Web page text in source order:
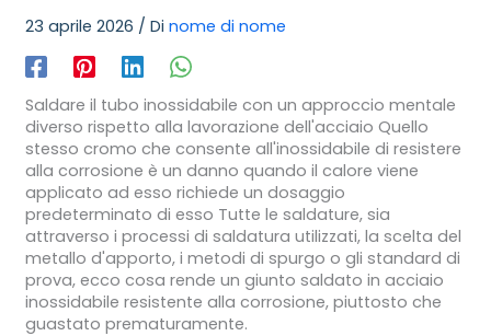
23 aprile 2026 / Di nome di nome
Saldare il tubo inossidabile con un approccio mentale
diverso rispetto alla lavorazione dell'acciaio Quello
stesso cromo che consente all'inossidabile di resistere
alla corrosione è un danno quando il calore viene
applicato ad esso richiede un dosaggio
predeterminato di esso Tutte le saldature, sia
attraverso i processi di saldatura utilizzati, la scelta del
metallo d'apporto, i metodi di spurgo o gli standard di
prova, ecco cosa rende un giunto saldato in acciaio
inossidabile resistente alla corrosione, piuttosto che
guastato prematuramente.